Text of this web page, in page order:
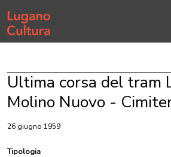
Home page
Ultima corsa del tram
Molino Nuovo -
26 giugno 1959
Tipologia